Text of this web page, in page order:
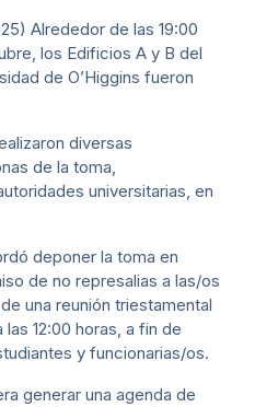
Alrededor de las 19:00
los Edificios A y B del
de O’Higgins fueron
diversas
de la toma,
universitarias, en
deponer la toma en
de no represalias a las/os
una reunión triestamental
12:00 horas, a fin de
y funcionarias/os.
generar una agenda de